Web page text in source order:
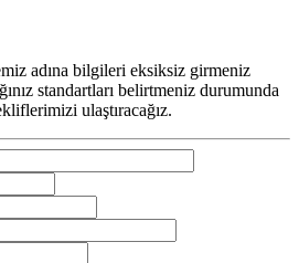
adına bilgileri eksiksiz girmeniz
standartları belirtmeniz durumunda
ulaştıracağız.